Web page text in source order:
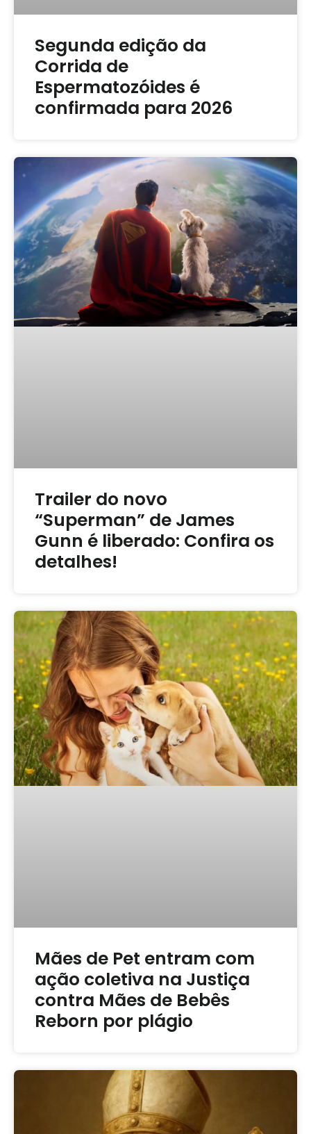
Segunda edição da
Corrida de
Espermatozóides é
confirmada para 2026
Trailer do novo
“Superman” de James
Gunn é liberado: Confira os
detalhes!
Mães de Pet entram com
ação coletiva na Justiça
contra Mães de Bebês
Reborn por plágio